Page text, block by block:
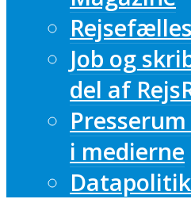
Job og
del af
Presserum
i medierne
Datapolitik